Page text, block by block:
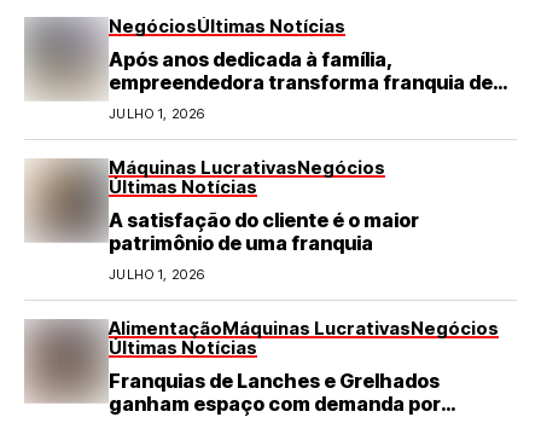
NegóciosÚltimas Notícias
Após anos dedicada à família,
empreendedora transforma franquia de
turismo em negócio de destaque no RN
JULHO 1, 2026
Máquinas LucrativasNegócios
Últimas Notícias
A satisfação do cliente é o maior
patrimônio de uma franquia
JULHO 1, 2026
AlimentaçãoMáquinas LucrativasNegócios
Últimas Notícias
Franquias de Lanches e Grelhados
ganham espaço com demanda por